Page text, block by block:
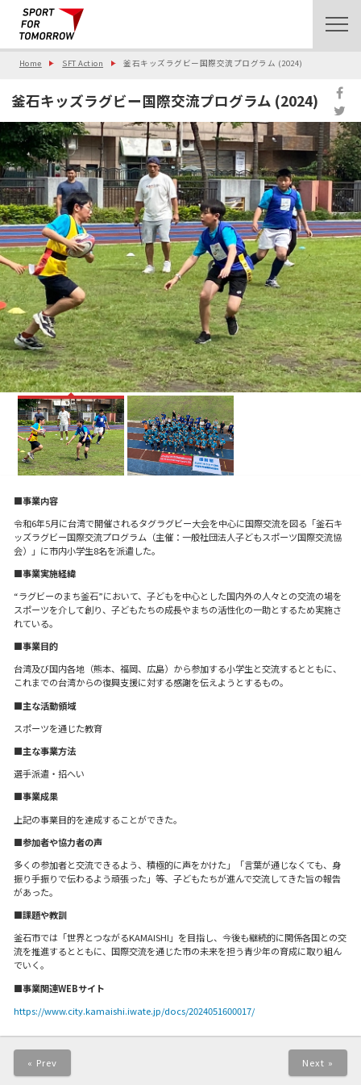
Home SFT Action 釜石キッズラグビー国際交流プログラム (2024)
釜石キッズラグビー国際交流プログラム (2024)
■事業内容
令和6年5月に台湾で開催されるタグラグビー大会を中心に国際交流を図る「釜石キ
ッズラグビー国際交流プログラム（主催：一般社団法人子どもスポーツ国際交流協
会）」に市内小学生8名を派遣した。
■事業実施経緯
“ラグビーのまち釜⽯”において、⼦どもを中⼼とした国内外の⼈々との交流の場を
スポーツを介して創り、⼦どもたちの成⻑やまちの活性化の⼀助とするため実施さ
れている。
■事業目的
台湾及び国内各地（熊本、福岡、広島）から参加する小学生と交流するとともに、
これまでの台湾からの復興支援に対する感謝を伝えようとするもの。
■主な活動領域
スポーツを通じた教育
■主な事業方法
選手派遣・招へい
■事業成果
上記の事業目的を達成することができた。
■参加者や協力者の声
多くの参加者と交流できるよう、積極的に声をかけた」「言葉が通じなくても、身
振り手振りで伝わるよう頑張った」等、子どもたちが進んで交流してきた旨の報告
があった。
■課題や教訓
釜石市では「世界とつながるKAMAISHI」を目指し、今後も継続的に関係各国との交
流を推進するとともに、国際交流を通じた市の未来を担う青少年の育成に取り組ん
でいく。
■事業関連WEBサイト
https://www.city.kamaishi.iwate.jp/docs/2024051600017/
« Prev Next »